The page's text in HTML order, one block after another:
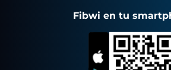
Fibwi en tu